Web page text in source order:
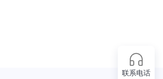
联系电话